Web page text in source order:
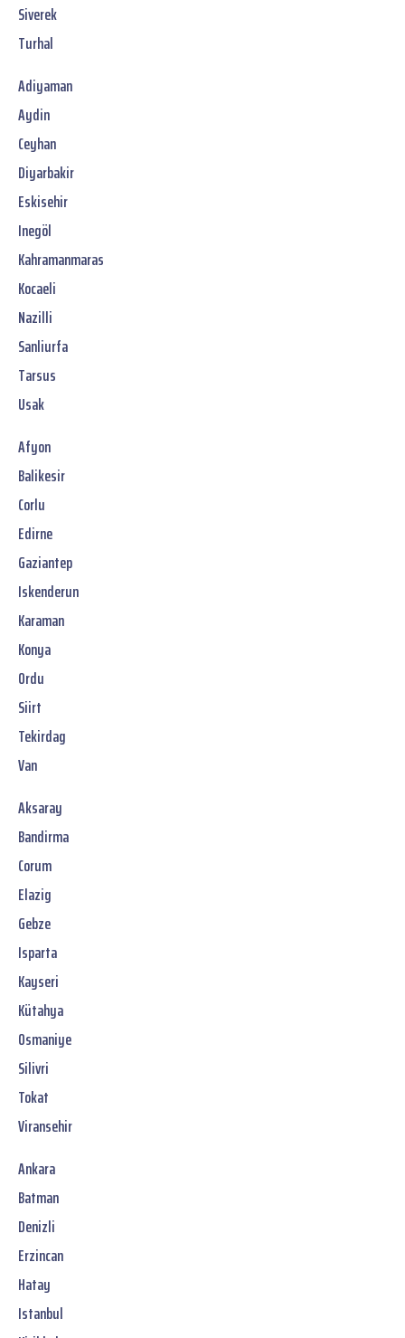
Siverek
Turhal
Adiyaman
Aydin
Ceyhan
Diyarbakir
Eskisehir
Inegöl
Kahramanmaras
Kocaeli
Nazilli
Sanliurfa
Tarsus
Usak
Afyon
Balikesir
Corlu
Edirne
Gaziantep
Iskenderun
Karaman
Konya
Ordu
Siirt
Tekirdag
Van
Aksaray
Bandirma
Corum
Elazig
Gebze
Isparta
Kayseri
Kütahya
Osmaniye
Silivri
Tokat
Viransehir
Ankara
Batman
Denizli
Erzincan
Hatay
Istanbul